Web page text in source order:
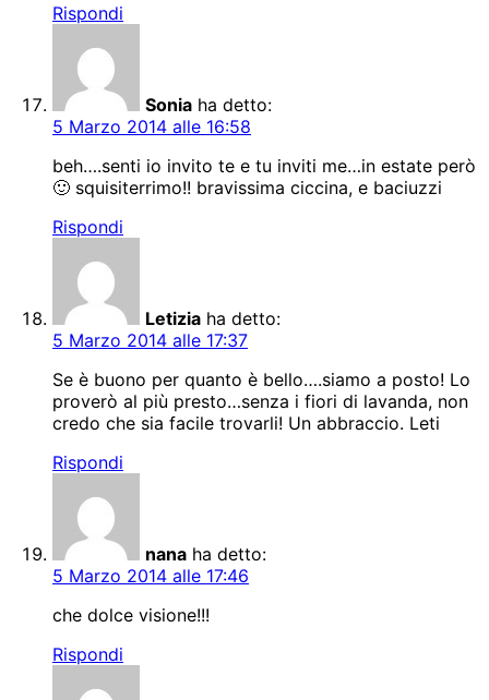
Rispondi
Sonia ha detto:
5 Marzo 2014 alle 16:58
beh….senti io invito te e tu inviti me…in estate però
🙂 squisiterrimo!! bravissima ciccina, e baciuzzi
Rispondi
Letizia ha detto:
5 Marzo 2014 alle 17:37
Se è buono per quanto è bello….siamo a posto! Lo
proverò al più presto…senza i fiori di lavanda, non
credo che sia facile trovarli! Un abbraccio. Leti
Rispondi
nana ha detto:
5 Marzo 2014 alle 17:46
che dolce visione!!!
Rispondi